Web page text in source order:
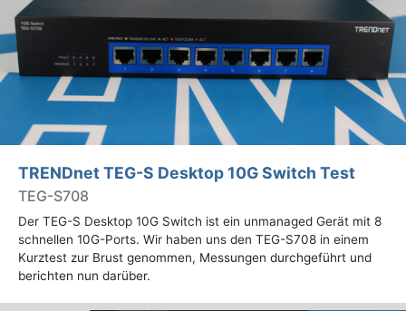
TRENDnet TEG-S Desktop 10G Switch Test
TEG-S708
Der TEG-S Desktop 10G Switch ist ein unmanaged Gerät mit 8
schnellen 10G-Ports. Wir haben uns den TEG-S708 in einem
Kurztest zur Brust genommen, Messungen durchgeführt und
berichten nun darüber.